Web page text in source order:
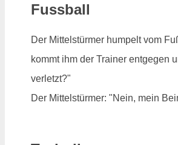
Fussball
Der Mittelstürmer humpelt vom
kommt ihm der Trainer entgegen
verletzt?"
Der Mittelstürmer: "Nein, mein